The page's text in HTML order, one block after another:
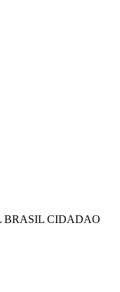
BRASIL CIDADAO